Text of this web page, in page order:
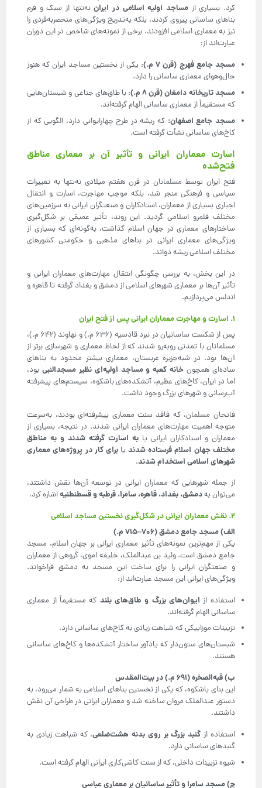
کرد. بسیاری ازمساجد اولیه اسلامی در ایراننه‌تنها از سبک و فرم
بناهای ساسانی پیروی کردند، بلکه به‌تدریج ویژگی‌های منحصربه‌فردی را
نیز به معماری اسلامی افزودند. برخی از نمونه‌های شاخص در این دوران
عبارت‌اند از:
مسجد جامع فهرج (قرن۷م.): یکی از نخستین مساجد ایران که هنوز
حال‌وهوای معماری ساسانی را دارد.
مسجد تاریخانه دامغان (قرن۸م.): با طاق‌های جناغی و شبستان‌هایی
که مستقیماً از معماری ساسانی الهام گرفته‌اند.
مسجد جامع اصفهان: که ریشه در طرح چهارایوانی دارد، الگویی که از
کاخ‌های ساسانی نشأت گرفته است.
اسارت معماران ایرانی و تأثیر آن بر معماری مناطق
فتح‌شده
فتح ایران توسط مسلمانان در قرن هفتم میلادی نه‌تنها به تغییرات
سیاسی و فرهنگی منجر شد، بلکه موجب مهاجرت، اسارت و انتقال
اجباری بسیاری از معماران، استادکاران و صنعتگران ایرانی به سرزمین‌های
مختلف قلمرو اسلامی گردید. این روند، تأثیر عمیقی بر شکل‌گیری
ساختارهای معماری در جهان اسلام گذاشت، به‌گونه‌ای که بسیاری از
ویژگی‌های معماری ایرانی در بناهای مذهبی و حکومتی کشورهای
مختلف اسلامی ریشه دواند.
در این بخش، به بررسی چگونگی انتقال مهارت‌های معماران ایرانی و
تأثیر آن‌ها بر معماری شهرهای اسلامی از دمشق و بغداد گرفته تا قاهره و
اندلس می‌پردازیم.
۱. اسارت و مهاجرت معماران ایرانی پس از فتح ایران
پس از شکست ساسانیان در نبرد قادسیه (۶۳۶ م.) و نهاوند (۶۴۲ م.)،
مسلمانان با تمدنی روبه‌رو شدند که از لحاظ معماری و شهرسازی برتر از
آن‌ها بود. در شبه‌جزیره عربستان، معماری بیشتر محدود به بناهای
ساده‌ای همچون خانه کعبه و مساجد اولیه‌ای نظیر مسجدالنبیبود،
اما در ایران، کاخ‌های عظیم، آتشکده‌های باشکوه، سیستم‌های پیشرفته
آب‌رسانی و شهرهای بزرگ وجود داشت.
فاتحان مسلمان، که فاقد سنت معماری پیشرفته‌ای بودند، به‌سرعت
متوجه اهمیت مهارت‌های معماران ایرانی شدند. در نتیجه، بسیاری از
معماران و استادکاران ایرانی یابه اسارت گرفته شدند و به مناطق
مختلف جهان اسلام فرستاده شدندیابرای کار در پروژه‌های معماری
شهرهای اسلامی استخدام شدند.
از جمله شهرهایی که معماران ایرانی در توسعه آن‌ها نقش داشتند،
می‌توان بهدمشق، بغداد، قاهره، سامرا، قرطبه و قسطنطنیهاشاره کرد.
۲. نقش معماران ایرانی در شکل‌گیری نخستین مساجد اسلامی
الف) مسجد جامع دمشق (۷۰۶–۷۱۵ م.)
یکی از مهم‌ترین نمونه‌های تأثیر معماری ایرانی بر جهان اسلام، مسجد
جامع دمشق است. ولید بن عبدالملک، خلیفه اموی، گروهی از معماران
و صنعتگران ایرانی را برای ساخت این مسجد به دمشق فراخواند.
ویژگی‌های ایرانی این مسجد عبارت‌اند از:
استفاده از ایوان‌های بزرگ و طاق‌های بلند که مستقیماً از معماری
ساسانی الهام گرفته‌اند.
تزیینات موزاییکی که شباهت زیادی به کاخ‌های ساسانی دارد.
شبستان‌های ستون‌دار که یادآور ساختار آتشکده‌ها و کاخ‌های ساسانی
هستند.
ب) قبه‌الصخره (۶۹۱م.) در بیت‌المقدس
این بنای باشکوه، که یکی از نخستین بناهای اسلامی به شمار می‌رود، به
دستور عبدالملک مروان ساخته شد و معماران ایرانی در طراحی آن نقش
داشتند.
استفاده از گنبد بزرگ بر روی بدنه هشت‌ضلعی، که شباهت زیادی به
گنبدهای ساسانی دارد.
شیوه تزیینات داخلی، که از سنت کاشی‌کاری ایرانی الهام گرفته است.
ج) مسجد سامرا و تأثیر ساسانیان بر معماری عباسی